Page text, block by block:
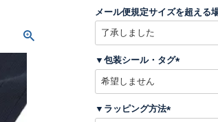
須
)
メール便規定サイズを超える
▼包装シール・タグ
)
▼ラッピング方法